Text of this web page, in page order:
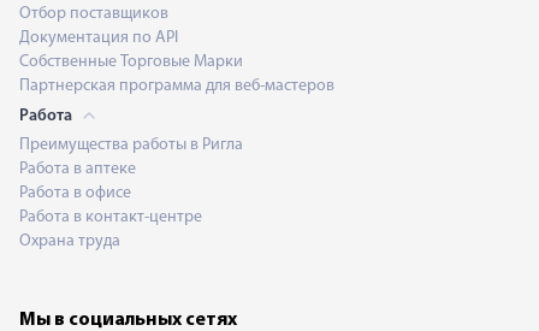
Отбор поставщиков
Документация по API
Собственные Торговые Марки
Партнерская программа для веб-мастеров
Работа
Преимущества работы в Ригла
Работа в аптеке
Работа в офисе
Работа в контакт-центре
Охрана труда
Мы в социальных сетях